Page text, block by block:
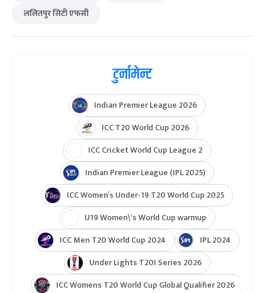
ललितपुर सिटी एफसी
टुर्नामेन्ट
Indian Premier League 2026
ICC T20 World Cup 2026
ICC Cricket World Cup League 2
Indian Premier League (IPL 2025)
ICC Women’s Under-19 T20 World Cup 2025
U19 Women\'s World Cup warmup
ICC Men T20 World Cup 2024
IPL 2024
Under Lights T20I Series 2026
ICC Womens T20 World Cup Global Qualifier 2026